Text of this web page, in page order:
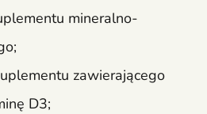
mineralno-
zawierającego
D3;